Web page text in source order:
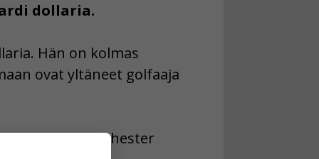
dollaria.
Hän on kolmas
ovat yltäneet golfaaja
myös Manchester